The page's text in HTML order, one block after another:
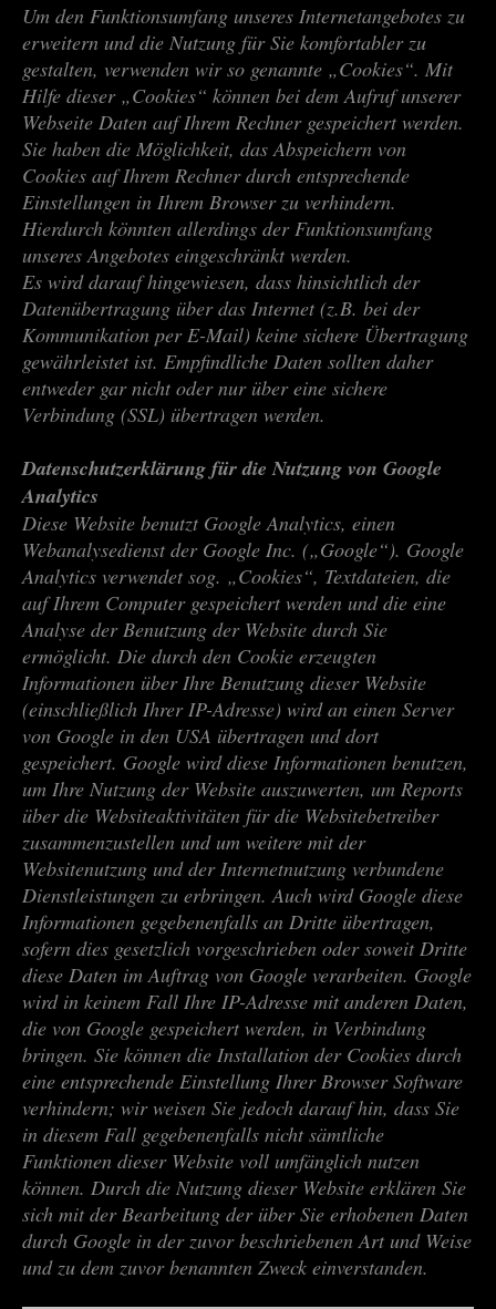
Um den Funktionsumfang unseres Internetangebotes zu
erweitern und die Nutzung für Sie komfortabler zu
gestalten, verwenden wir so genannte „Cookies“. Mit
Hilfe dieser „Cookies“ können bei dem Aufruf unserer
Webseite Daten auf Ihrem Rechner gespeichert werden.
Sie haben die Möglichkeit, das Abspeichern von
Cookies auf Ihrem Rechner durch entsprechende
Einstellungen in Ihrem Browser zu verhindern.
Hierdurch könnten allerdings der Funktionsumfang
unseres Angebotes eingeschränkt werden.
Es wird darauf hingewiesen, dass hinsichtlich der
Datenübertragung über das Internet (z.B. bei der
Kommunikation per E-Mail) keine sichere Übertragung
gewährleistet ist. Empfindliche Daten sollten daher
entweder gar nicht oder nur über eine sichere
Verbindung (SSL) übertragen werden.
Datenschutzerklärung für die Nutzung von Google
Analytics
Diese Website benutzt Google Analytics, einen
Webanalysedienst der Google Inc. („Google“). Google
Analytics verwendet sog. „Cookies“, Textdateien, die
auf Ihrem Computer gespeichert werden und die eine
Analyse der Benutzung der Website durch Sie
ermöglicht. Die durch den Cookie erzeugten
Informationen über Ihre Benutzung dieser Website
(einschließlich Ihrer IP-Adresse) wird an einen Server
von Google in den USA übertragen und dort
gespeichert. Google wird diese Informationen benutzen,
um Ihre Nutzung der Website auszuwerten, um Reports
über die Websiteaktivitäten für die Websitebetreiber
zusammenzustellen und um weitere mit der
Websitenutzung und der Internetnutzung verbundene
Dienstleistungen zu erbringen. Auch wird Google diese
Informationen gegebenenfalls an Dritte übertragen,
sofern dies gesetzlich vorgeschrieben oder soweit Dritte
diese Daten im Auftrag von Google verarbeiten. Google
wird in keinem Fall Ihre IP-Adresse mit anderen Daten,
die von Google gespeichert werden, in Verbindung
bringen. Sie können die Installation der Cookies durch
eine entsprechende Einstellung Ihrer Browser Software
verhindern; wir weisen Sie jedoch darauf hin, dass Sie
in diesem Fall gegebenenfalls nicht sämtliche
Funktionen dieser Website voll umfänglich nutzen
können. Durch die Nutzung dieser Website erklären Sie
sich mit der Bearbeitung der über Sie erhobenen Daten
durch Google in der zuvor beschriebenen Art und Weise
und zu dem zuvor benannten Zweck einverstanden.